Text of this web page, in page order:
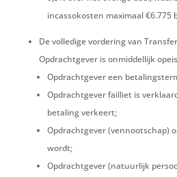
incassokosten maximaal €6.775
De volledige vordering van
Opdrachtgever is onmiddellijk
Opdrachtgever een
Opdrachtgever failliet is
betaling verkeert;
Opdrachtgever (vennootschap)
wordt;
Opdrachtgever (natuurlijk